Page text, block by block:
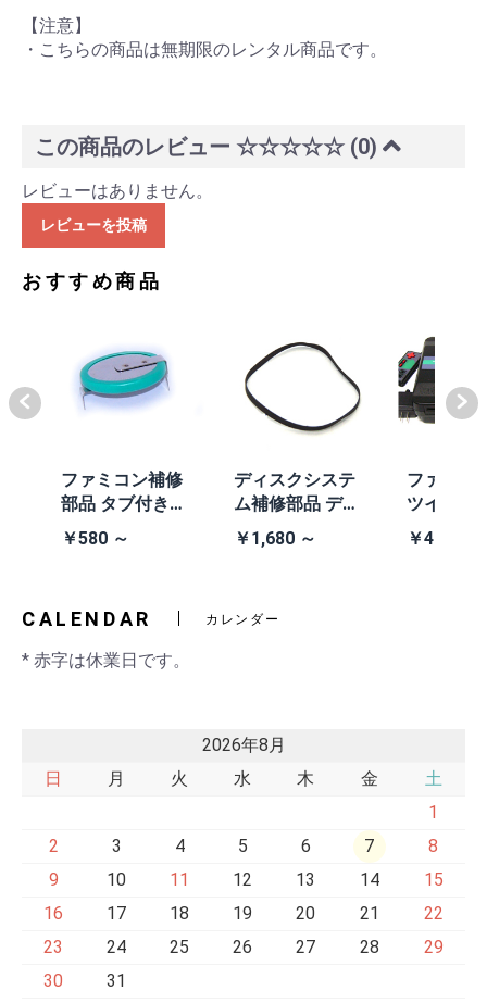
【注意】
・こちらの商品は無期限のレンタル商品です。
この商品のレビュー ☆☆☆☆☆ (0)
レビューはありません。
レビューを投稿
おすすめ商品
ファミコン補修
部品 タブ付きコ
イン電池(CR203
2)
￥580 ～
ディスクシステ
ム補修部品 ディ
スクシステム用
交換ベルト
￥1,680 ～
ファミコ
ツインフ
ン本体
黒・連射
￥41,980
CALENDAR カレンダー
* 赤字は休業日です。
2026年8月
日
月 火 水 木 金
土
1
2
3 4 5 6 7
8
9
10 11 12 13 14
15
16
17 18 19 20 21
22
23
24 25 26 27 28
29
30
31